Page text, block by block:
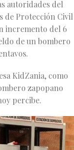
autoridades del
de Protección Civil
incremento del 6
de un bombero
KidZania, como
zapopano
percibe.